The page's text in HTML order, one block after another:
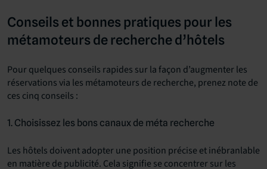
Conseils et bonnes pratiques pour les
métamoteurs de recherche d’hôtels
Pour quelques conseils rapides sur la façon d’augmenter les
réservations via les métamoteurs de recherche, prenez note de
ces cinq conseils :
1. Choisissez les bons canaux de méta recherche
Les hôtels doivent adopter une position précise et inébranlable
en matière de publicité. Cela signifie se concentrer sur les